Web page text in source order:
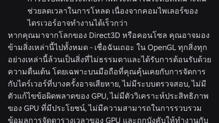
ช่วยลดเวลาในการโหลด เนื่องจากคอมไพเลอร์ของ
ไดรเวอร์อาจทำงานได้เร็วกว่า
หากคุณมาจากโลกของ Direct3D หรือคอนโซล คุณอาจมอง
ข้ามสิ่งเหล่านี้ไปทั้งหมด - เชื่อฉันเถอะ ใน OpenGL ทุกสิ่งทุก
อย่างเหล่านี้ล้วนเป็นสิ่งที่ไม่ธรรมดาและได้รับการต้อนรับด้วย
ความตื่นเต้น โดยเฉพาะบนมือถือที่คุณคุ้นเคยกับการจัดการ
กับไดร์เวอร์ที่บางครั้งอาจเสียหาย, ไม่มีระบบตรวจสอบ, ไม่มี
ตัวแก้ไขข้อผิดพลาดของ GPU, ไม่มีตัววิเคราะห์ประสิทธิภาพ
ของ GPU ที่มีประโยชน์, ไม่มีความสามารถในการรวบรวม
ข้อมูลการจัดตารางเวลาของ GPU และถูกบังคับให้ทำงานกับ